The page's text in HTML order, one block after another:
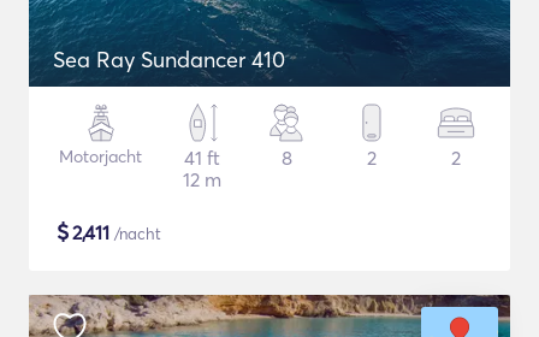
Sea Ray Sundancer 410
Motorjacht
41 ft
12 m
8 2 2
$2,411 /nacht